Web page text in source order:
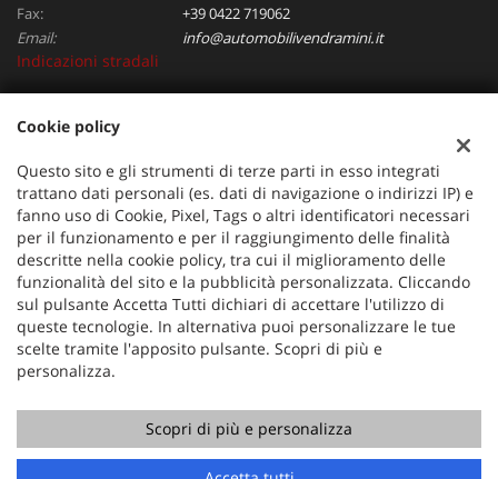
Fax:
+39 0422 719062
Email:
info@automobilivendramini.it
Indicazioni stradali
Dati fiscali:
Automobili Vendramini srl
Via Verdi, 97, Oderzo (TV)
C.F/P.IVA:04823130267
Registro delle imprese:TV
Copyright © 2026 GestionaleAuto.com S.r.l., Tutti i diritti
riservati -Leggi l'informativa sulla privacy-Cookie Policy
Cookie policy
Questo sito e gli strumenti di terze parti in esso integrati
trattano dati personali (es. dati di navigazione o indirizzi IP) e
fanno uso di Cookie, Pixel, Tags o altri identificatori necessari
per il funzionamento e per il raggiungimento delle finalità
descritte nella cookie policy, tra cui il miglioramento delle
funzionalità del sito e la pubblicità personalizzata. Cliccando
sul pulsante Accetta Tutti dichiari di accettare l'utilizzo di
queste tecnologie. In alternativa puoi personalizzare le tue
scelte tramite l'apposito pulsante. Scopri di più e
personalizza.
Scopri di più e personalizza